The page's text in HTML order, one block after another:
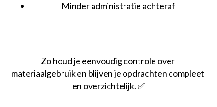
Minder administratie achteraf
Zo houd je eenvoudig controle over
materiaalgebruik en blijven je opdrachten compleet
en overzichtelijk. ✅